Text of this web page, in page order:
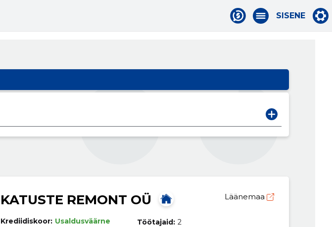
SISENE
KATUSTE REMONT OÜ Läänemaa
Krediidiskoor: Usaldusväärne
Töötajaid: 2